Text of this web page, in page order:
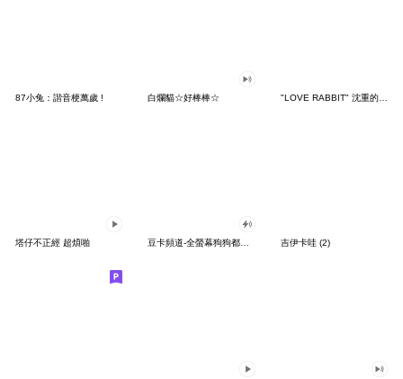
87小兔：諧音梗萬歲 ! 白爛貓☆好棒棒☆ "LOVE RABBIT" 沈重的愛 台灣版
塔仔不正經 超煩啪 吉伊卡哇 (2)